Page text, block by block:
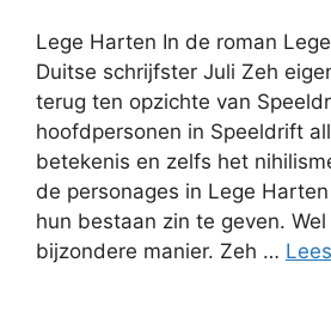
Lege Harten In de roman
Duitse schrijfster Juli Zeh
terug ten opzichte van
hoofdpersonen in Speeldrift
betekenis en zelfs het
de personages in Lege
hun bestaan zin te geven. Wel
bijzondere manier. Zeh …